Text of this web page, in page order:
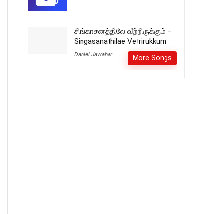
சிங்காசனத்திலே வீற்றிருக்கும் –
Singasanathilae Vetrirukkum
Daniel Jawahar More Songs